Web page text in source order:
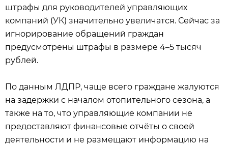
штрафы для руководителей управляющих
компаний (УК) значительно увеличатся. Сейчас за
игнорирование обращений граждан
предусмотрены штрафы в размере 4–5 тысяч
рублей.
По данным ЛДПР, чаще всего граждане жалуются
на задержки с началом отопительного сезона, а
также на то, что управляющие компании не
предоставляют финансовые отчёты о своей
деятельности и не размещают информацию на